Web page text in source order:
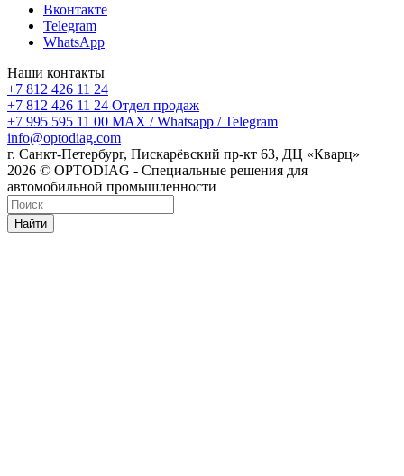
Вконтакте
Telegram
WhatsApp
Наши контакты
+7 812 426 11 24
+7 812 426 11 24 Отдел продаж
+7 995 595 11 00 MAX / Whatsapp / Telegram
info@optodiag.com
г. Санкт-Петербург, Пискарёвский пр-кт 63, ДЦ «Кварц»
2026 © OPTODIAG - Специальные решения для
автомобильной промышленности
Найти